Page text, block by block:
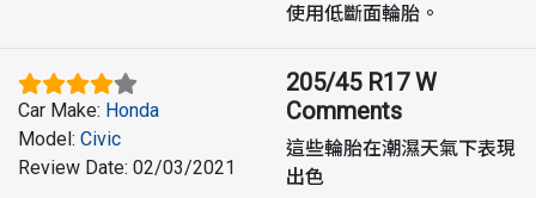
使用低斷面輪胎。
Car Make: Honda
Model: Civic
Review Date: 02/03/2021
205/45 R17 W
Comments
這些輪胎在潮濕天氣下表現
出色